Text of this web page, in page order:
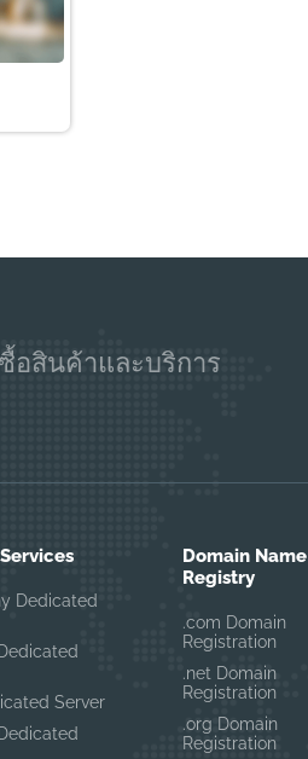
อสินค้าและบริการ
Dedicated
Server
Domain Name
Registry
.com Domain
Registration
.net Domain
Registration
.org Domain
Registration